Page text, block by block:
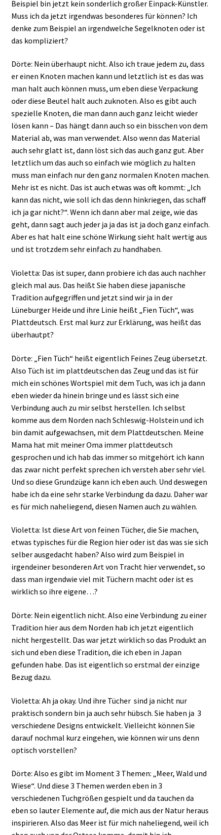
Beispiel bin jetzt kein sonderlich großer Einpack-Künstler.
Muss ich da jetzt irgendwas besonderes für können? Ich
denke zum Beispiel an irgendwelche Segelknoten oder ist
das kompliziert?
Dörte: Nein überhaupt nicht. Also ich traue jedem zu, dass
er einen Knoten machen kann und letztlich ist es das was
man halt auch können muss, um eben diese Verpackung
oder diese Beutel halt auch zuknoten. Also es gibt auch
spezielle Knoten, die man dann auch ganz leicht wieder
lösen kann – Das hängt dann auch so ein bisschen von dem
Material ab, was man verwendet. Also wenn das Material
auch sehr glatt ist, dann löst sich das auch ganz gut. Aber
letztlich um das auch so einfach wie möglich zu halten
muss man einfach nur den ganz normalen Knoten machen.
Mehr ist es nicht. Das ist auch etwas was oft kommt: „Ich
kann das nicht, wie soll ich das denn hinkriegen, das schaff
ich ja gar nicht?“. Wenn ich dann aber mal zeige, wie das
geht, dann sagt auch jeder ja ja das ist ja doch ganz einfach.
Aber es hat halt eine schöne Wirkung sieht halt wertig aus
und ist trotzdem sehr einfach zu handhaben.
Violetta: Das ist super, dann probiere ich das auch nachher
gleich mal aus. Das heißt Sie haben diese japanische
Tradition aufgegriffen und jetzt sind wir ja in der
Lüneburger Heide und ihre Linie heißt „Fien Tüch“, was
Plattdeutsch. Erst mal kurz zur Erklärung, was heißt das
überhautpt?
Dörte: „Fien Tüch“ heißt eigentlich Feines Zeug übersetzt.
Also Tüch ist im plattdeutschen das Zeug und das ist für
mich ein schönes Wortspiel mit dem Tuch, was ich ja dann
eben wieder da hinein bringe und es lässt sich eine
Verbindung auch zu mir selbst herstellen. Ich selbst
komme aus dem Norden nach Schleswig-Holstein und ich
bin damit aufgewachsen, mit dem Plattdeutschen. Meine
Mama hat mit meiner Oma immer plattdeutsch
gesprochen und ich hab das immer so mitgehört ich kann
das zwar nicht perfekt sprechen ich versteh aber sehr viel.
Und so diese Grundzüge kann ich eben auch. Und deswegen
habe ich da eine sehr starke Verbindung da dazu. Daher war
es für mich naheliegend, diesen Namen auch zu wählen.
Violetta: Ist diese Art von feinen Tücher, die Sie machen,
etwas typisches für die Region hier oder ist das was sie sich
selber ausgedacht haben? Also wird zum Beispiel in
irgendeiner besonderen Art von Tracht hier verwendet, so
dass man irgendwie viel mit Tüchern macht oder ist es
wirklich so ihre eigene…?
Dörte: Nein eigentlich nicht. Also eine Verbindung zu einer
Tradition hier aus dem Norden hab ich jetzt eigentlich
nicht hergestellt. Das war jetzt wirklich so das Produkt an
sich und eben diese Tradition, die ich eben in Japan
gefunden habe. Das ist eigentlich so erstmal der einzige
Bezug dazu.
Violetta: Ah ja okay. Und ihre Tücher sind ja nicht nur
praktisch sondern bin ja auch sehr hübsch. Sie haben ja 3
verschiedene Designs entwickelt. Vielleicht können Sie
darauf nochmal kurz eingehen, wie können wir uns denn
optisch vorstellen?
Dörte: Also es gibt im Moment 3 Themen: „Meer, Wald und
Wiese“. Und diese 3 Themen werden eben in 3
verschiedenen Tuchgrößen gespielt und da tauchen da
eben so lauter Elemente auf, die mich aus der Natur heraus
inspirieren. Also das Meer ist für mich naheliegend, weil ich